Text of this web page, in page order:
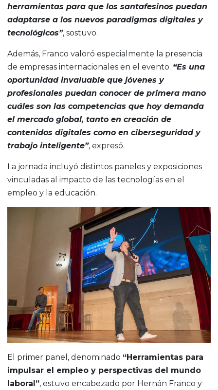
herramientas para que los santafesinos puedan
adaptarse a los nuevos paradigmas digitales y
tecnológicos”, sostuvo.
Además, Franco valoró especialmente la presencia
de empresas internacionales en el evento. “Es una
oportunidad invaluable que jóvenes y
profesionales puedan conocer de primera mano
cuáles son las competencias que hoy demanda
el mercado global, tanto en creación de
contenidos digitales como en ciberseguridad y
trabajo inteligente”, expresó.
La jornada incluyó distintos paneles y exposiciones
vinculadas al impacto de las tecnologías en el
empleo y la educación.
El primer panel, denominado “Herramientas para
impulsar el empleo y perspectivas del mundo
laboral”, estuvo encabezado por Hernán Franco y